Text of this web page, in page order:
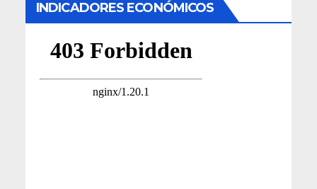
INDICADORES ECONÓMICOS